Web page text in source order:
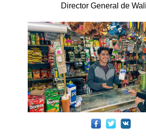
Director General de